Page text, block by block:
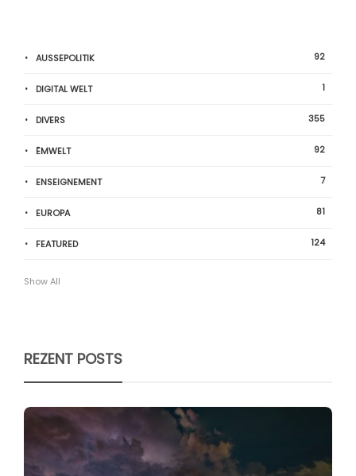
AUSSEPOLITIK 92
DIGITAL WELT 1
DIVERS 355
ËMWELT 92
ENSEIGNEMENT 7
EUROPA 81
FEATURED 124
Show All
REZENT POSTS